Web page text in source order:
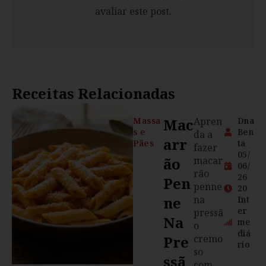
avaliar este post.
Receitas Relacionadas
Massa
s e
Pães
Mac
Arr
Ão
Pen
Ne
Na
Pre
Ssã
Apren
da a
fazer
macar
rão
penne
na
pressã
o
cremo
so
Dna
Ben
ta
05/
06/
26
20
Int
er
me
diá
rio